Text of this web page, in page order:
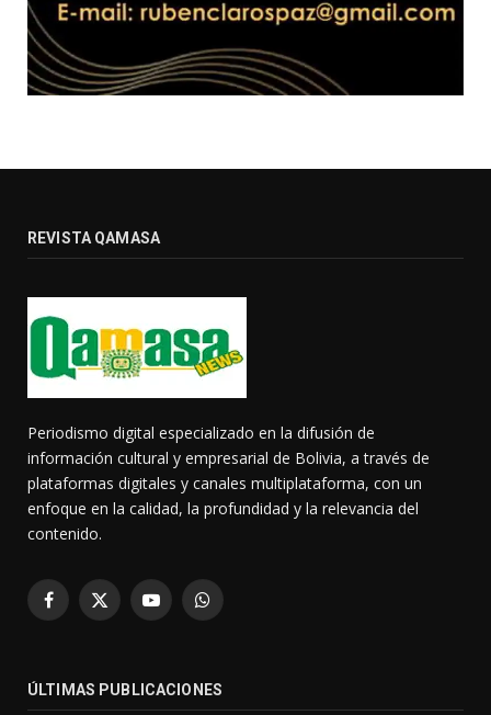
REVISTA QAMASA
Periodismo digital especializado en la difusión de
información cultural y empresarial de Bolivia, a través de
plataformas digitales y canales multiplataforma, con un
enfoque en la calidad, la profundidad y la relevancia del
contenido.
Facebook
X
YouTubeWhatsApp
ÚLTIMAS PUBLICACIONES